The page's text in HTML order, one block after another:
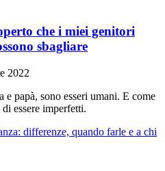
che i miei genitori
sbagliare
2022
e papà, sono esseri umani. E come
essere imperfetti.